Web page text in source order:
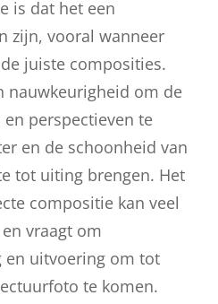
is dat het een
zijn, vooral wanneer
juiste composities.
nauwkeurigheid om de
perspectieven te
en de schoonheid van
tot uiting brengen. Het
compositie kan veel
vraagt om
en uitvoering om tot
te komen.